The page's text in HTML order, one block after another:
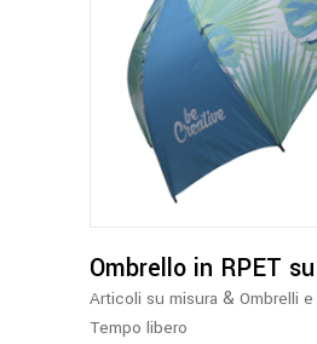
Ombrello in RPET
Articoli su misura & Ombrelli
Tempo libero